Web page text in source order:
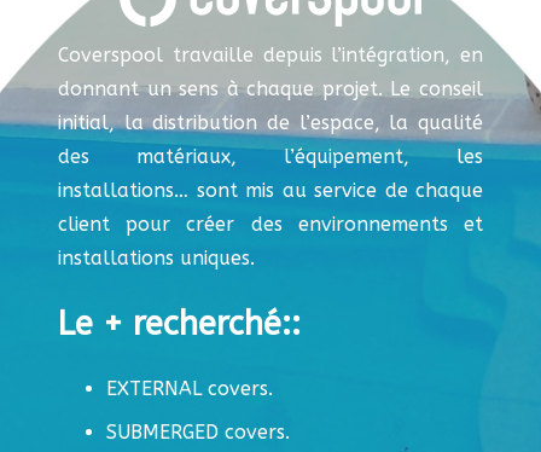
Coverspool travaille depuis l’intégration, en
donnant un sens à chaque projet. Le conseil
initial, la distribution de l’espace, la qualité
des matériaux, l’équipement, les
installations… sont mis au service de chaque
client pour créer des environnements et
installations uniques.
Le + recherché::
EXTERNAL covers.
SUBMERGED covers.